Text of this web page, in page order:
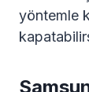
yöntemle